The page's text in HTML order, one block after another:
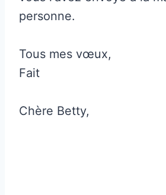
personne.
Tous mes vœux,
Fait
Chère Betty,